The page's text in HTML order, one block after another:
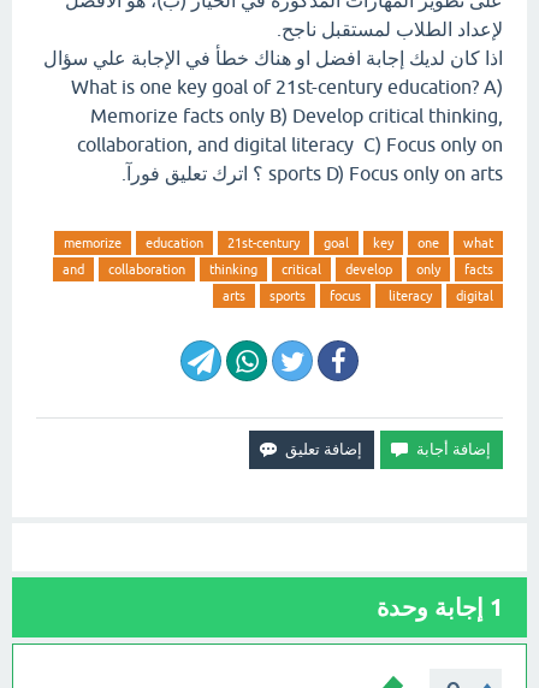
لإعداد الطلاب لمستقبل ناجح.
اذا كان لديك إجابة افضل او هناك خطأ في الإجابة علي سؤال
What is one key goal of 21st-century education? A)
Memorize facts only B) Develop critical thinking,
collaboration, and digital literacy C) Focus only on
sports D) Focus only on arts ؟ اترك تعليق فورآ.
what
one
key
goal
21st-century
education
memorize
facts
only
develop
critical
thinking
collaboration
and
digital
literacy
focus
sports
arts
1 إجابة وحدة